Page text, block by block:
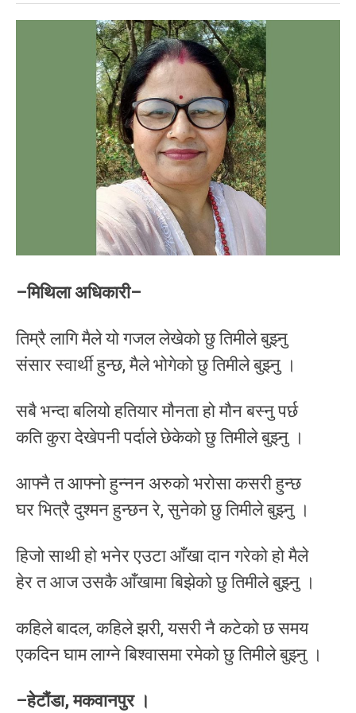
–मिथिला अधिकारी–
तिम्रै लागि मैले यो गजल लेखेको छु तिमीले बुझ्नु
संसार स्वार्थी हुन्छ, मैले भोगेको छु तिमीले बुझ्नु ।
सबै भन्दा बलियो हतियार मौनता हो मौन बस्नु पर्छ
कति कुरा देखेपनी पर्दाले छेकेको छु तिमीले बुझ्नु ।
आफ्नै त आफ्नो हुन्नन अरुको भरोसा कसरी हुन्छ
घर भित्रै दुश्मन हुन्छन रे, सुनेको छु तिमीले बुझ्नु ।
हिजो साथी हो भनेर एउटा आँखा दान गरेको हो मैले
हेर त आज उसकै आँखामा बिझेको छु तिमीले बुझ्नु ।
कहिले बादल, कहिले झरी, यसरी नै कटेको छ समय
एकदिन घाम लाग्ने बिश्वासमा रमेको छु तिमीले बुझ्नु ।
–हेटौंडा, मकवानपुर ।